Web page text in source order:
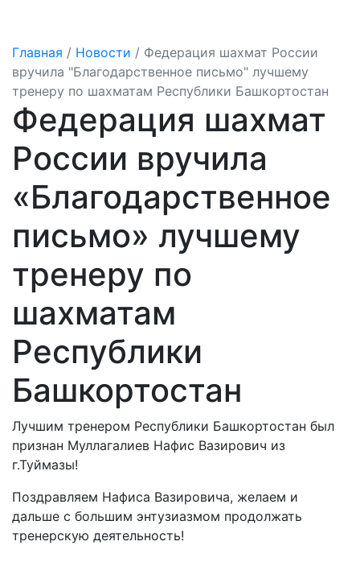
Главная / Новости / Федерация шахмат России
вручила "Благодарственное письмо" лучшему
тренеру по шахматам Республики Башкортостан
Федерация шахмат
России вручила
«Благодарственное
письмо» лучшему
тренеру по
шахматам
Республики
Башкортостан
Лучшим тренером Республики Башкортостан был
признан Муллагалиев Нафис Вазирович из
г.Туймазы!
Поздравляем Нафиса Вазировича, желаем и
дальше с большим энтузиазмом продолжать
тренерскую деятельность!